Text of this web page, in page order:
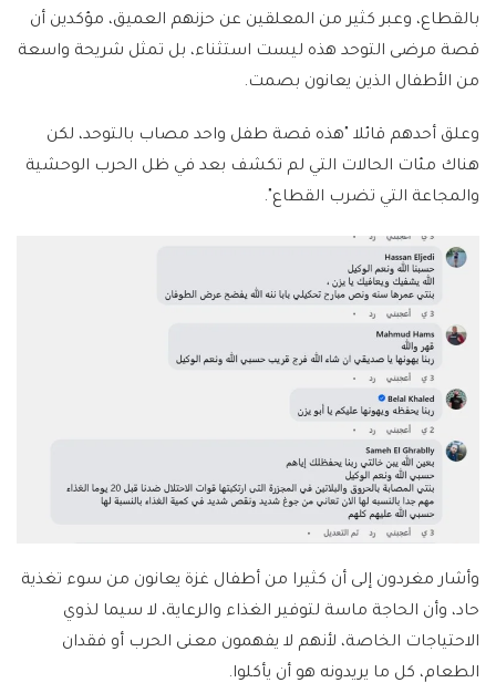
بالقطاع، وعبر كثير من المعلقين عن حزنهم العميق، مؤكدين أن
قصة مرضى التوحد هذه ليست استثناء، بل تمثل شريحة واسعة
من الأطفال الذين يعانون بصمت.
وعلق أحدهم قائلا "هذه قصة طفل واحد مصاب بالتوحد، لكن
هناك مئات الحالات التي لم تكشف بعد في ظل الحرب الوحشية
والمجاعة التي تضرب القطاع".
وأشار مغردون إلى أن كثيرا من أطفال غزة يعانون من سوء تغذية
حاد، وأن الحاجة ماسة لتوفير الغذاء والرعاية، لا سيما لذوي
الاحتياجات الخاصة، لأنهم لا يفهمون معنى الحرب أو فقدان
الطعام، كل ما يريدونه هو أن يأكلوا.